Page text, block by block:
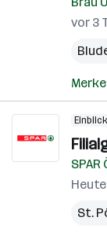
vor 3
St.